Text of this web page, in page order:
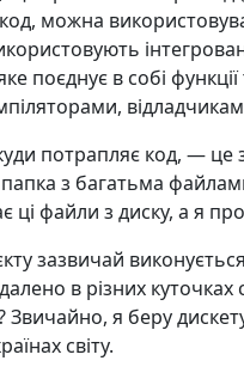
можна
поєднує в собі
потрапляє код, — це
з багатьма
ці файли з диску, а я
зазвичай
в різних
Звичайно, я беру
світу.